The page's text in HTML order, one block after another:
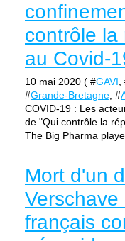
contrôle la
au Covid-
10 mai 2020 ( #GAVI
#Grande-Bretagne , #
COVID-19 : Les
de "Qui contrôle la
The Big Pharma
Mort d'un
français